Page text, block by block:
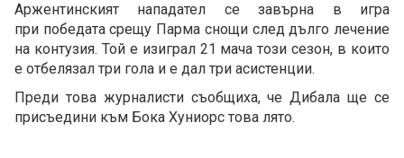
Аржентинският нападател се завърна в игра
при победата срещу Парма снощи след дълго лечение
на контузия. Той е изиграл 21 мача този сезон, в които
е отбелязал три гола и е дал три асистенции.
Преди това журналисти съобщиха, че Дибала ще се
присъедини към Бока Хуниорс това лято.